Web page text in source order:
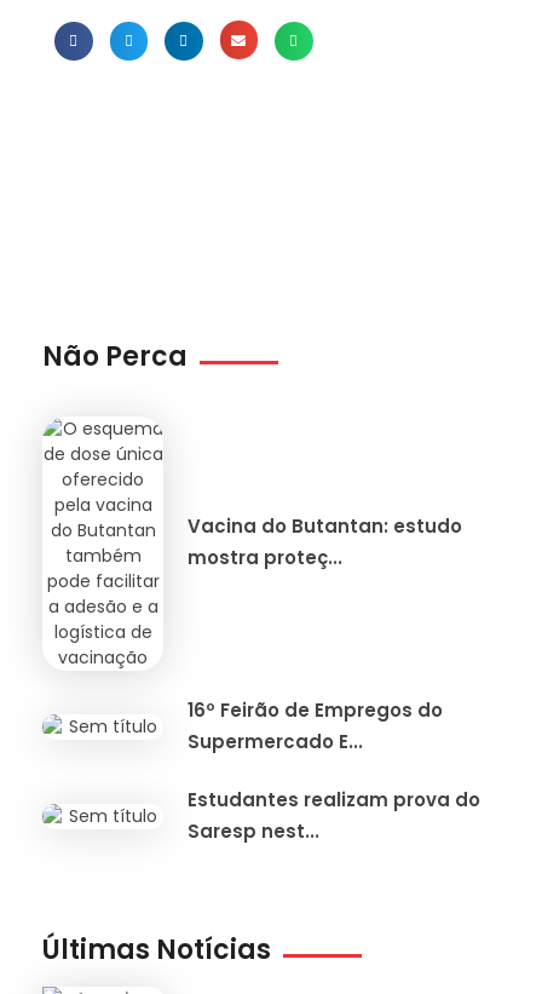
Não Perca
Vacina do Butantan: estudo
mostra proteç...
16º Feirão de Empregos do
Supermercado E...
Estudantes realizam prova do
Saresp nest...
Últimas Notícias